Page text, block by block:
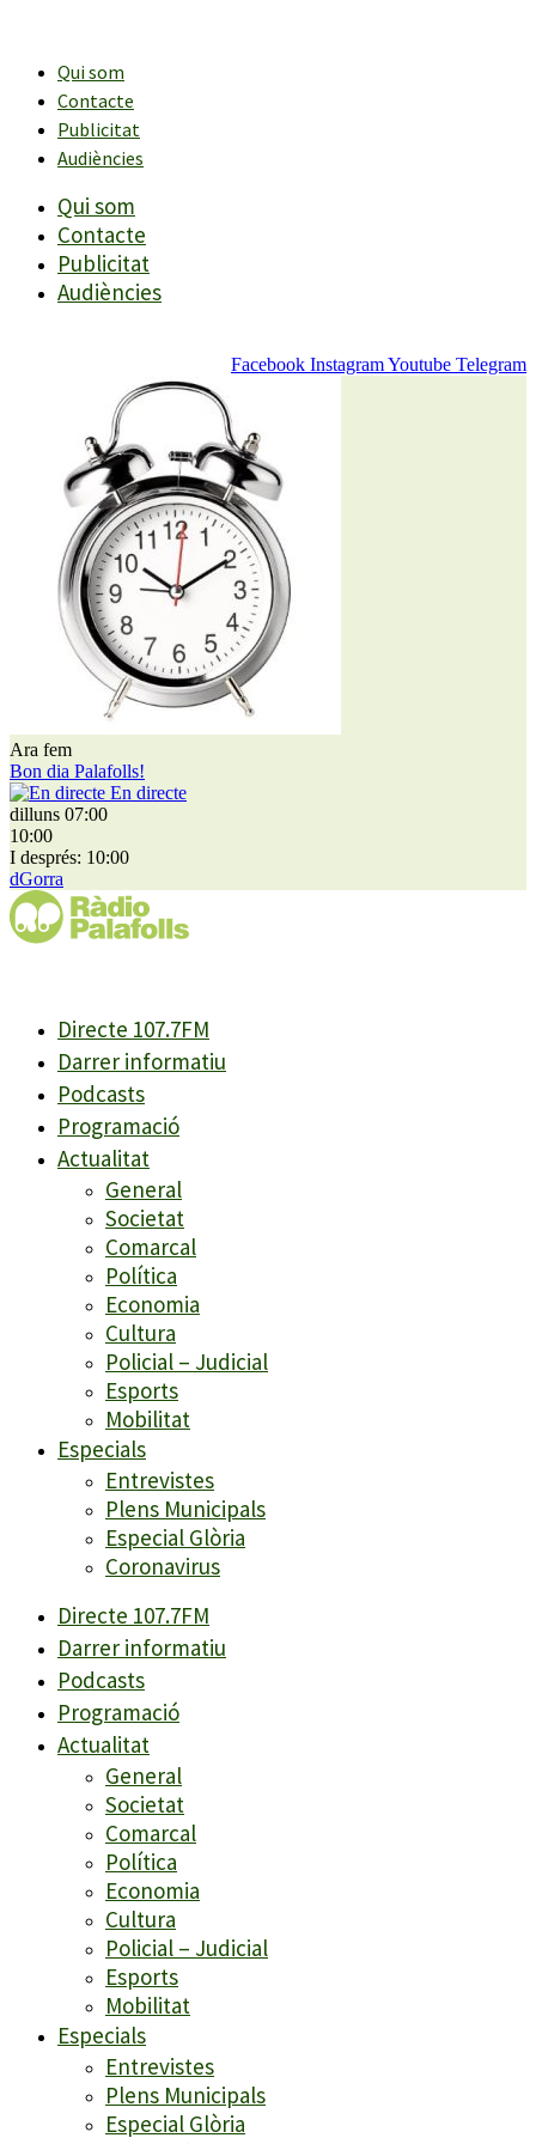
contingutQui som
Contacte
Publicitat
Audiències
Qui som
Contacte
Publicitat
Audiències
Facebook InstagramYoutube Telegram
Ara fem
Bon dia Palafolls!
En directe
dilluns 07:00
10:00
I després: 10:00
dGorra
Directe 107.7FM
Darrer informatiu
Podcasts
Programació
Actualitat
General
Societat
Comarcal
Política
Economia
Cultura
Policial – Judicial
Esports
Mobilitat
Especials
Entrevistes
Plens Municipals
Especial Glòria
Coronavirus
Directe 107.7FM
Darrer informatiu
Podcasts
Programació
Actualitat
General
Societat
Comarcal
Política
Economia
Cultura
Policial – Judicial
Esports
Mobilitat
Especials
Entrevistes
Plens Municipals
Especial Glòria